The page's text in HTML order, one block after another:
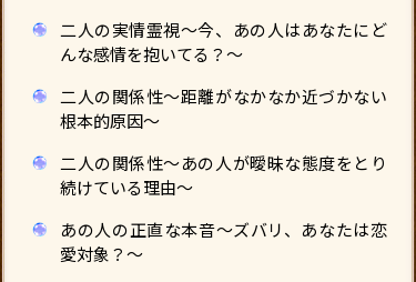
二人の実情霊視〜今、あの人はあなたにど
んな感情を抱いてる？〜
二人の関係性〜距離がなかなか近づかない
根本的原因〜
二人の関係性〜あの人が曖昧な態度をとり
続けている理由〜
あの人の正直な本音〜ズバリ、あなたは恋
愛対象？〜